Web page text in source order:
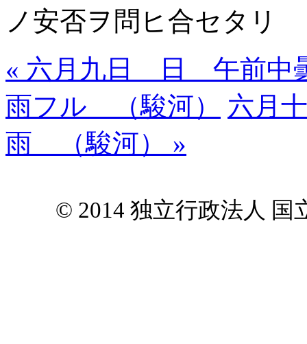
ノ安否ヲ問ヒ合セタリ
« 六月九日 日 午前中
雨フル （駿河）
六月
雨 （駿河） »
© 2014 独立行政法人 国